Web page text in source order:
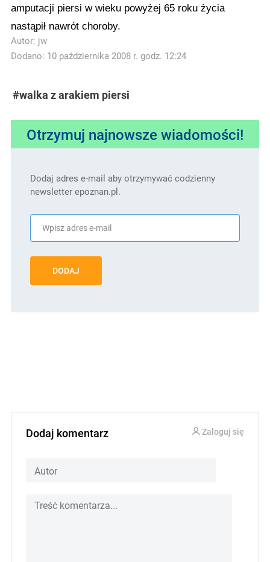
amputacji piersi w wieku powyżej 65 roku życia
nastąpił nawrót choroby.
Autor: jw
Dodano: 10 października 2008 r. godz. 12:24
#walka z arakiem piersi
Otrzymuj najnowsze wiadomości!
Dodaj adres e-mail aby otrzymywać codzienny
newsletter epoznan.pl.
DODAJ
Dodaj komentarz Zaloguj się